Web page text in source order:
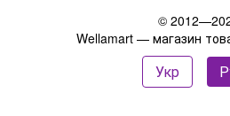
©
Wellamart — магазин
Укр